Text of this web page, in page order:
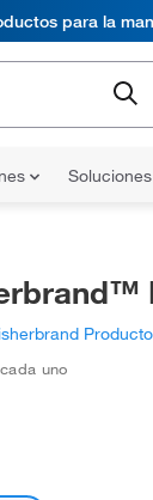
para la
cada uno